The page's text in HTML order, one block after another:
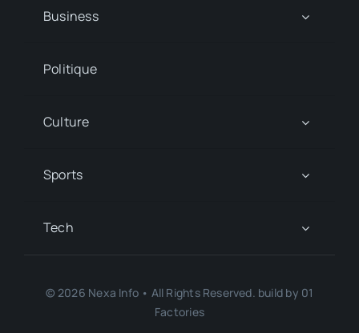
Business
Politique
Culture
Sports
Tech
© 2026 Nexa Info • All Rights Reserved. build by 01
Factories